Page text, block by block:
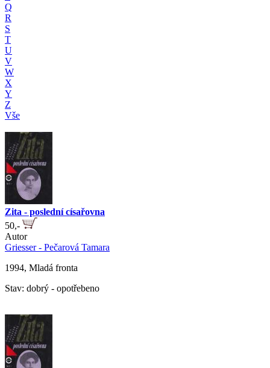
Q
R
S
T
U
V
W
X
Y
Z
Vše
Zita - poslední císařovna
50,-
Autor
Griesser - Pečarová Tamara
1994, Mladá fronta
Stav: dobrý - opotřebeno